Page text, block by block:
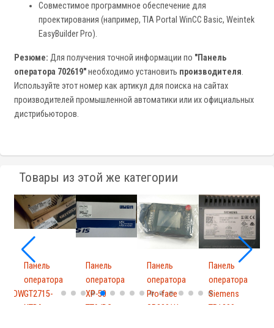
Совместимое программное обеспечение для
проектирования (например, TIA Portal WinCC Basic, Weintek
EasyBuilder Pro).
Резюме: Для получения точной информации по "Панель
оператора 702619"необходимо установить производителя.
Используйте этот номер как артикул для поиска на сайтах
производителей промышленной автоматики или их официальных
дистрибьюторов.
Товары из этой же категории
Панель
оператора
GT2715-
XTBA
Панель
оператора
XP-50
TTA/DC
Панель
оператора
Pro-face
GP2301H-
Панель
оператора
Siemens
TP1200